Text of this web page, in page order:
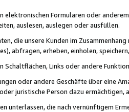
elektronischen Formularen oder
auslesen, auslegen oder ausfüllen.
die unsere Kunden im
abfragen, erheben, einholen,
Schaltflächen, Links oder andere
oder andere Geschäfte über eine
juristische Person dazu
unterlassen, die nach vernünftigem